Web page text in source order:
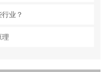
业？
理